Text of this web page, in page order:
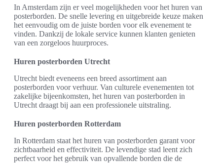
In Amsterdam zijn er veel mogelijkheden voor het huren van
posterborden. De snelle levering en uitgebreide keuze maken
het eenvoudig om de juiste borden voor elk evenement te
vinden. Dankzij de lokale service kunnen klanten genieten
van een zorgeloos huurproces.
Huren posterborden Utrecht
Utrecht biedt eveneens een breed assortiment aan
posterborden voor verhuur. Van culturele evenementen tot
zakelijke bijeenkomsten, het huren van posterborden in
Utrecht draagt bij aan een professionele uitstraling.
Huren posterborden Rotterdam
In Rotterdam staat het huren van posterborden garant voor
zichtbaarheid en effectiviteit. De levendige stad leent zich
perfect voor het gebruik van opvallende borden die de